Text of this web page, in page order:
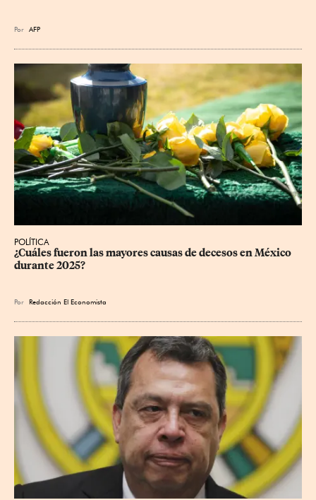
Por AFP
POLÍTICA
¿Cuáles fueron las mayores causas de decesos en México
durante 2025?
Por Redacción El Economista